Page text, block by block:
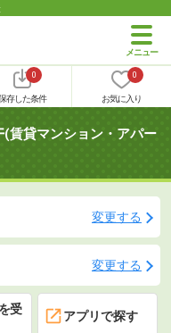
0
存した条件
0
お気に入り
(賃貸マンション・アパー
変更する
変更する
受
アプリで探す